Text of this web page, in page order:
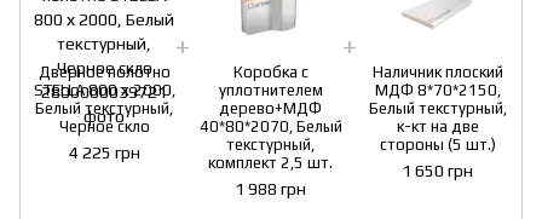
Дверное полотно
STELLA 800 х 2000,
Белый текстурный,
Черное скло
4 225 грн
Коробка с
уплотнителем
дерево+МДФ
40*80*2070, Белый
текстурный,
комплект 2,5 шт.
1 988 грн
Наличник плоский
МДФ 8*70*2150,
Белый текстурный,
к-кт на две
стороны (5 шт.)
1 650 грн